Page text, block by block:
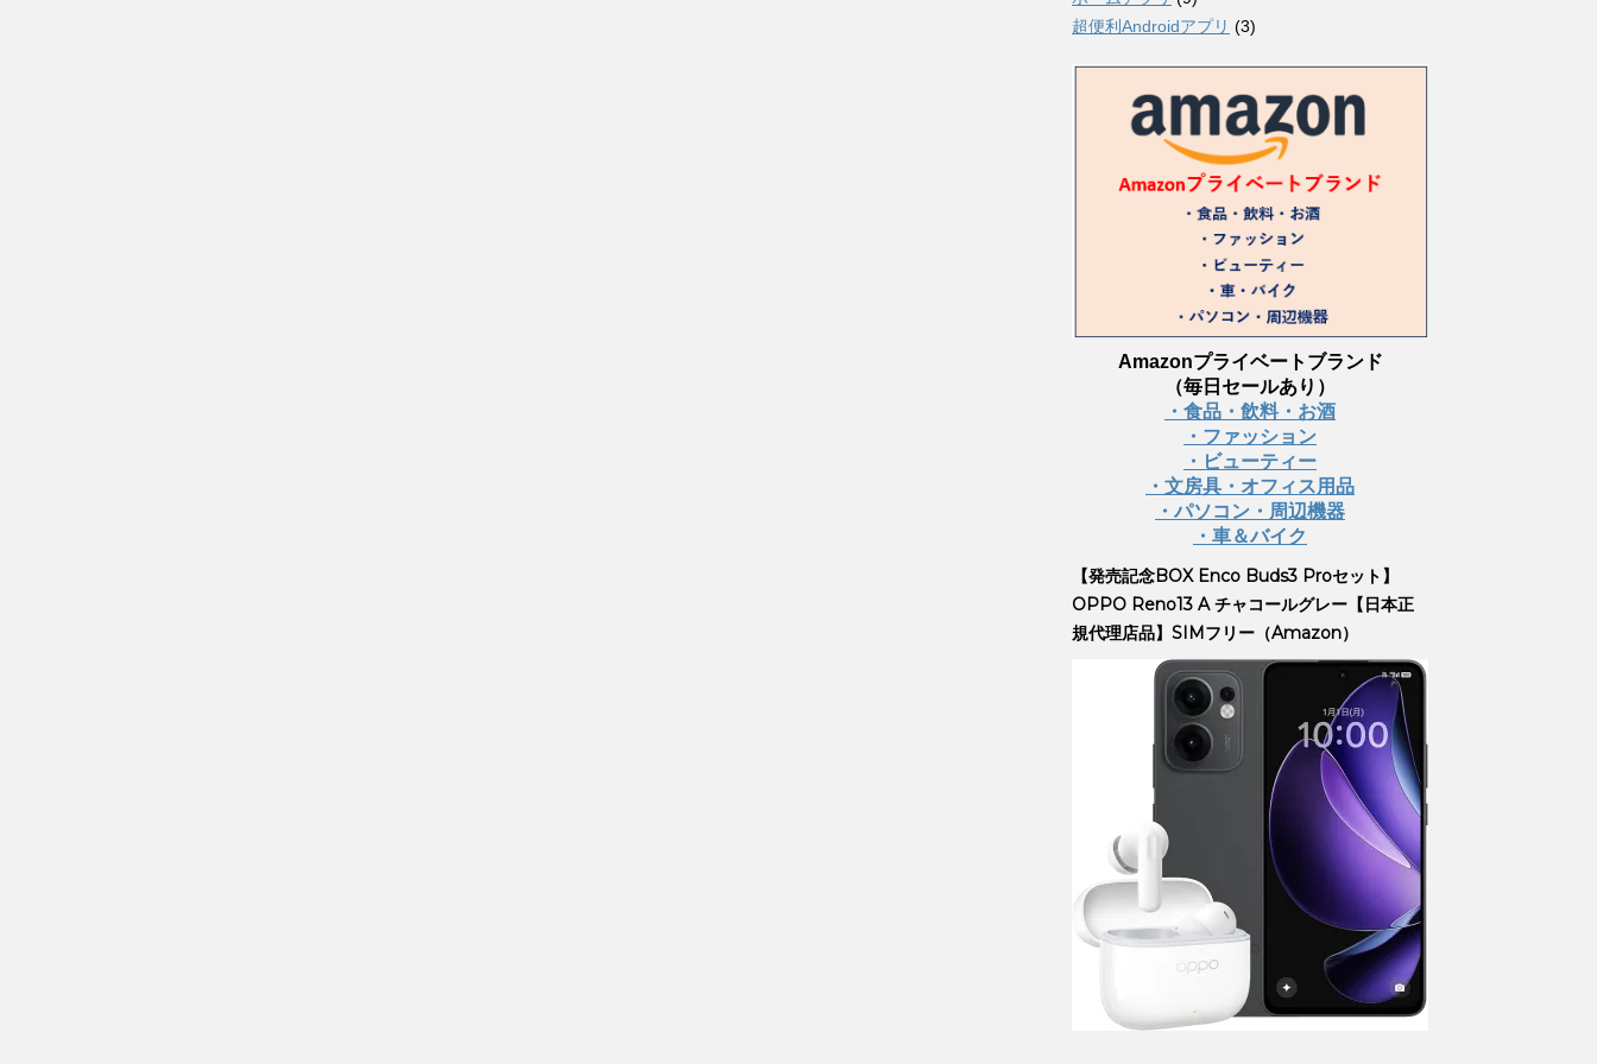
超便利Androidアプリ (3)
Amazonプライベートブランド
（毎日セールあり）
・食品・飲料・お酒
・ファッション
・ビューティー
・文房具・オフィス用品
・パソコン・周辺機器
・車＆バイク
【発売記念BOX Enco Buds3 Proセット】
OPPO Reno13 A チャコールグレー【日本正
規代理店品】SIMフリー（Amazon）